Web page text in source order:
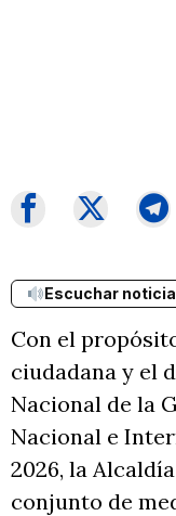
Escuchar noticia
Con el
ciudadana y el
Nacional de la
Nacional e
2026, la
conjunto de